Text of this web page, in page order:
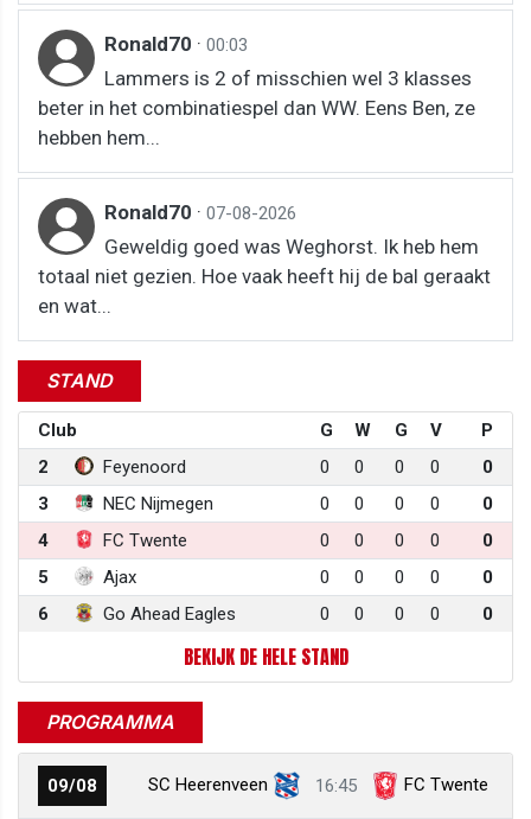
Ronald70 · 00:03
Lammers is 2 of misschien wel 3 klasses
beter in het combinatiespel dan WW. Eens Ben, ze
hebben hem...
Ronald70 · 07-08-2026
Geweldig goed was Weghorst. Ik heb hem
totaal niet gezien. Hoe vaak heeft hij de bal geraakt
en wat...
STAND
Club G W G V
P
2
Feyenoord 0 0 0 0
0
3
NEC Nijmegen 0 0 0 0
0
4
FC Twente 0 0 0 0
0
5
Ajax 0 0 0 0
0
6
Go Ahead Eagles 0 0 0 0 0
BEKIJK DE HELE STAND
PROGRAMMA
09/08 SC Heerenveen 16:45 FC Twente